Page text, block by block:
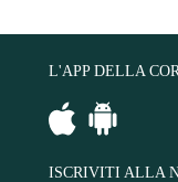
L'APP DELLA
ISCRIVITI ALLA